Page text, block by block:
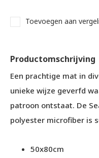
Toevoegen aan
Productomschrijving
Een prachtige mat in
unieke wijze geverfd
patroon ontstaat. De
polyester microfiber is
50x80cm